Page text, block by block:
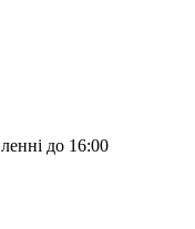
до 16:00